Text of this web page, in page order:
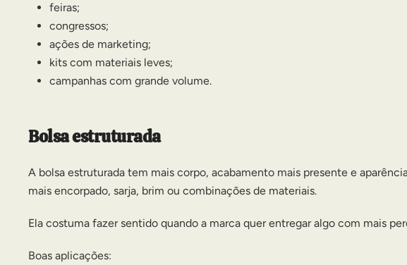
feiras;
congressos;
ações de marketing;
kits com materiais leves;
campanhas com grande volume.
Bolsa estruturada
A bolsa estruturada tem mais corpo, acabamento mais presente e
mais encorpado, sarja, brim ou combinações de materiais.
Ela costuma fazer sentido quando a marca quer entregar algo com mais
Boas aplicações: